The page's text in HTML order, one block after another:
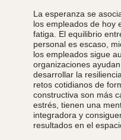
La esperanza se
los empleados de hoy
fatiga. El equilibrio
personal es escaso,
los empleados sigue
organizaciones
desarrollar la
retos cotidianos de
constructiva son más
estrés, tienen una
integradora y
resultados en el